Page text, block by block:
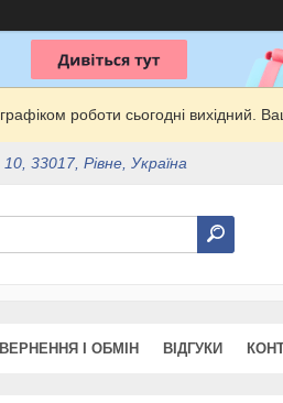
роботи сьогодні вихідний.
33017, Рівне, Україна
І ОБМІН ВІДГУКИ